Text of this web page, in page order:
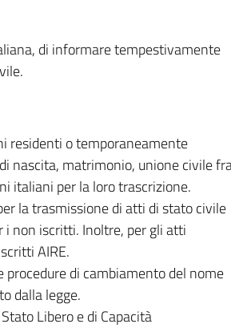
di informare tempestivamente
residenti o temporaneamente
nascita, matrimonio, unione civile
italiani per la loro trascrizione.
la trasmissione di atti di stato civile
i non iscritti. Inoltre, per gli atti
AIRE.
di cambiamento del nome
dalla legge.
Libero e di Capacità